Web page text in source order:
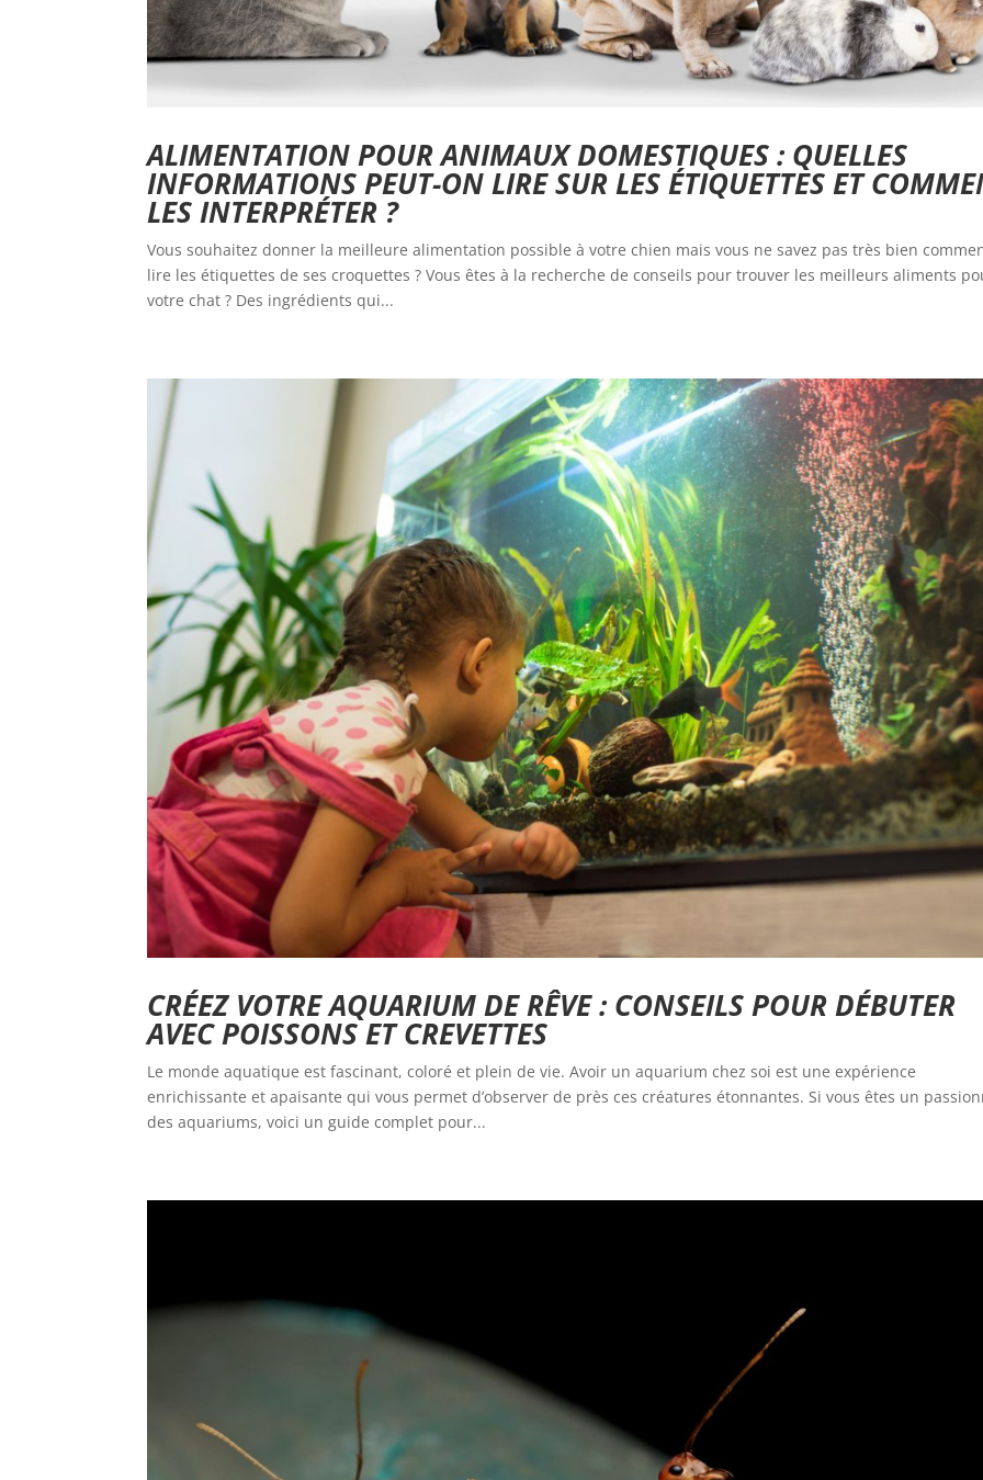
ALIMENTATION POUR ANIMAUX DOMESTIQUES : QUELLES
INFORMATIONS PEUT-ON LIRE SUR LES ÉTIQUETTES ET
LES INTERPRÉTER ?
Vous souhaitez donner la meilleure alimentation possible à votre chien mais vous ne savez pas très bien
lire les étiquettes de ses croquettes ? Vous êtes à la recherche de conseils pour trouver les meilleurs aliments
votre chat ? Des ingrédients qui...
CRÉEZ VOTRE AQUARIUM DE RÊVE : CONSEILS POUR DÉBUTER
AVEC POISSONS ET CREVETTES
Le monde aquatique est fascinant, coloré et plein de vie. Avoir un aquarium chez soi est une expérience
enrichissante et apaisante qui vous permet d’observer de près ces créatures étonnantes. Si vous êtes un
des aquariums, voici un guide complet pour...